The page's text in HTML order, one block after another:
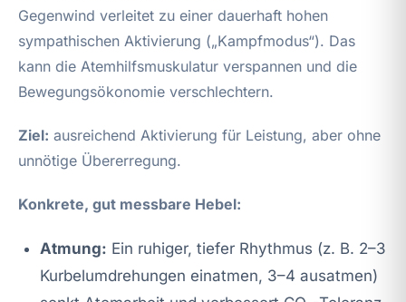
Gegenwind verleitet zu einer dauerhaft hohen
sympathischen Aktivierung („Kampfmodus“). Das
kann die Atemhilfsmuskulatur verspannen und die
Bewegungsökonomie verschlechtern.
Ziel: ausreichend Aktivierung für Leistung, aber ohne
unnötige Übererregung.
Konkrete, gut messbare Hebel:
Atmung: Ein ruhiger, tiefer Rhythmus (z. B. 2–3
Kurbelumdrehungen einatmen, 3–4 ausatmen)